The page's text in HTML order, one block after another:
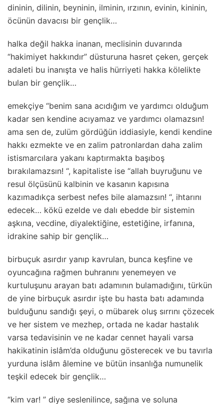
dininin, dilinin, beyninin, ilminin, ırzının, evinin, kininin,
öcünün davacısı bir gençlik…
halka değil hakka inanan, meclisinin duvarında
“hakimiyet hakkındır” düsturuna hasret çeken, gerçek
adaleti bu inanışta ve halis hürriyeti hakka kölelikte
bulan bir gençlik…
emekçiye “benim sana acıdığım ve yardımcı olduğum
kadar sen kendine acıyamaz ve yardımcı olamazsın!
ama sen de, zulüm gördüğün iddiasiyle, kendi kendine
hakkı ezmekte ve en zalim patronlardan daha zalim
istismarcılara yakanı kaptırmakta başıboş
bırakılamazsın! “, kapitaliste ise “allah buyruğunu ve
resul ölçüsünü kalbinin ve kasanın kapısına
kazımadıkça serbest nefes bile alamazsın! “, ihtarını
edecek… kökü ezelde ve dalı ebedde bir sistemin
aşkına, vecdine, diyalektiğine, estetiğine, irfanına,
idrakine sahip bir gençlik…
birbuçuk asırdır yanıp kavrulan, bunca keşfine ve
oyuncağına rağmen buhranını yenemeyen ve
kurtuluşunu arayan batı adamının bulamadığını, türkün
de yine birbuçuk asırdır işte bu hasta batı adamında
bulduğunu sandığı şeyi, o mübarek oluş sırrını çözecek
ve her sistem ve mezhep, ortada ne kadar hastalık
varsa tedavisinin ve ne kadar cennet hayali varsa
hakikatinin islâm’da olduğunu gösterecek ve bu tavırla
yurduna islâm âlemine ve bütün insanlığa numunelik
teşkil edecek bir gençlik…
“kim var! ” diye seslenilince, sağına ve soluna